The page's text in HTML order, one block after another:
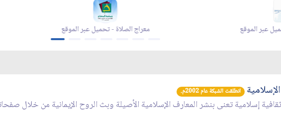
مجلة بقية الله - تحميل عبر الموقع عبر الموقع
انطلقت الشبكة عام 2002م.
إسلامية تعنى بنشر المعارف الإسلامية الأصيلة وبث الروح الإيمانية من خلال